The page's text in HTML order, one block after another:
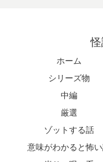
ホーム
シリーズ物
中編
厳選
ゾットする話
意味がわかると怖